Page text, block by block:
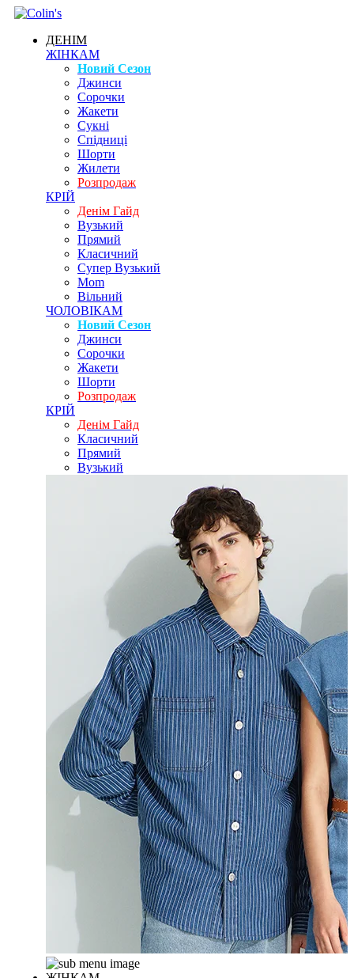
ДЕНІМ
ЖІНКАМ
Новий Сезон
Джинси
Сорочки
Жакети
Сукні
Спідниці
Шорти
Жилети
Розпродаж
КРІЙ
Денім Гайд
Вузький
Прямий
Класичний
Супер Вузький
Mom
Вільний
ЧОЛОВІКАМ
Новий Сезон
Джинси
Сорочки
Жакети
Шорти
Розпродаж
КРІЙ
Денім Гайд
Класичний
Прямий
Вузький